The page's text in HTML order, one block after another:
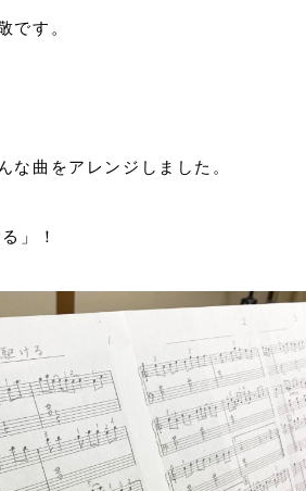
です。
な曲をアレンジしました。
」！